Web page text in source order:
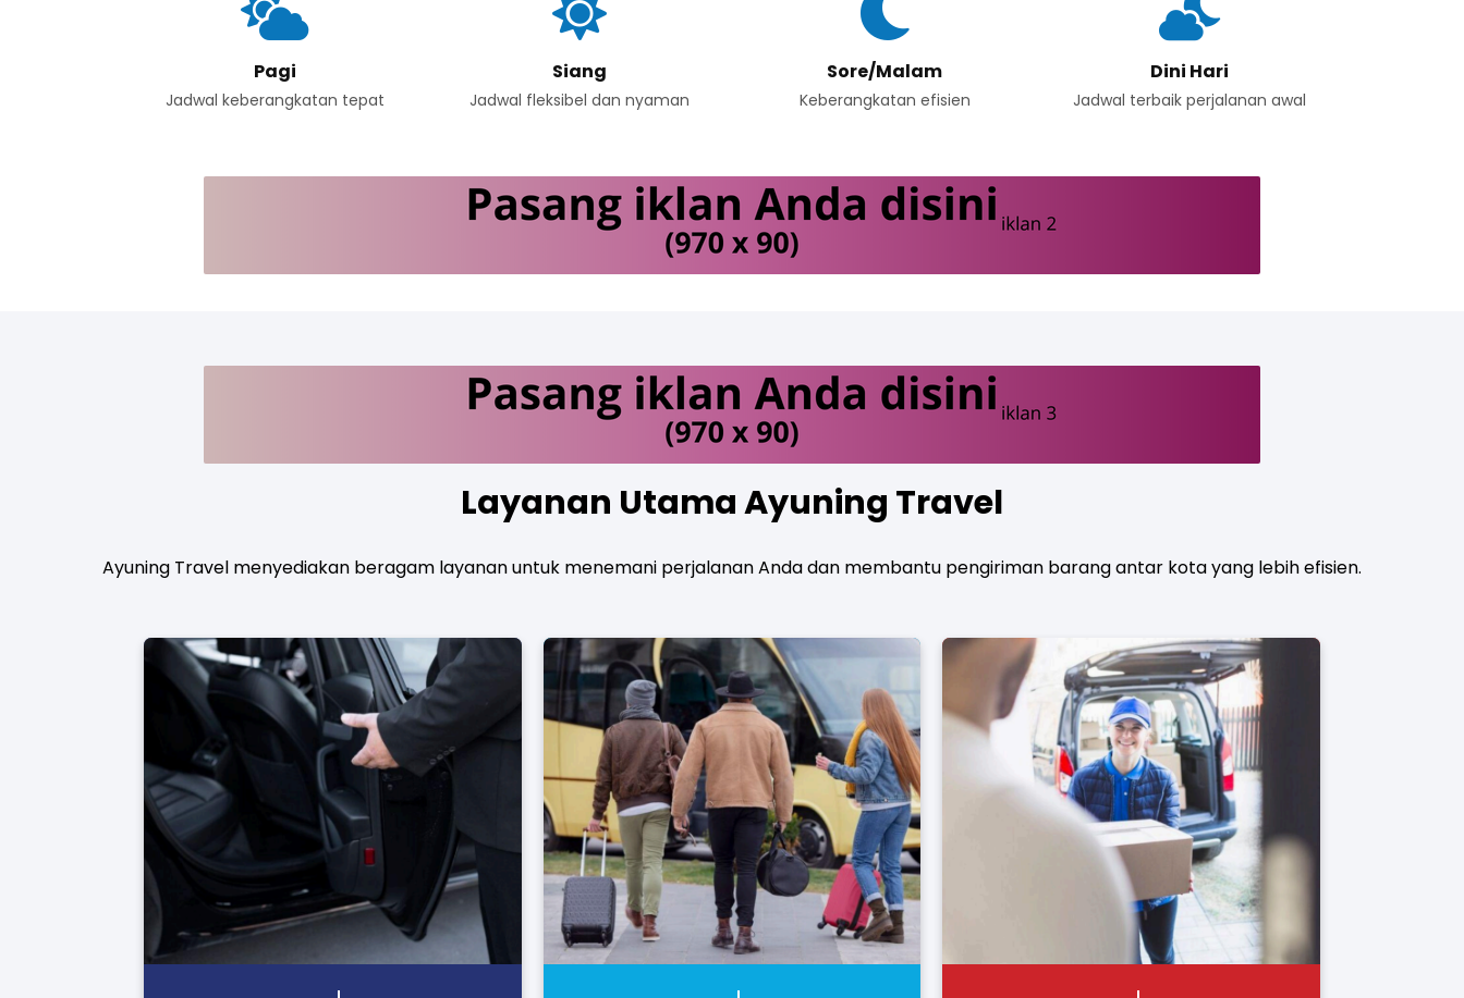
Pagi
Jadwal keberangkatan tepat
Siang
Jadwal fleksibel dan nyaman
Sore/Malam
Keberangkatan efisien
Dini Hari
Jadwal terbaik perjalanan awal
Layanan Utama Ayuning Travel
Ayuning Travel menyediakan beragam layanan untuk menemani perjalanan Anda dan membantu pengiriman barang antar kota yang lebih efisien.